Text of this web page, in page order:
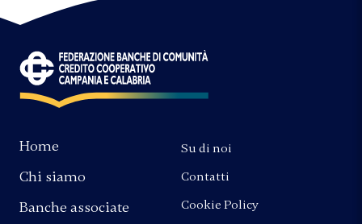
Home
Chi siamo
Banche associate
Su di noi
Contatti
Cookie Policy